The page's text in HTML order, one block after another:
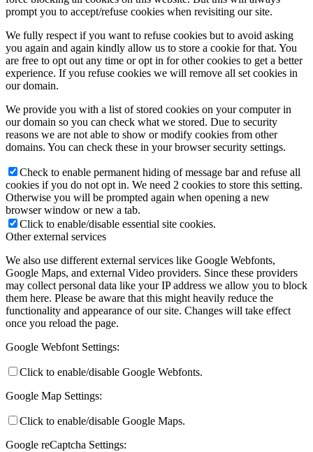
prompt you to accept/refuse cookies when revisiting our site.
We fully respect if you want to refuse cookies but to avoid asking
you again and again kindly allow us to store a cookie for that. You
are free to opt out any time or opt in for other cookies to get a better
experience. If you refuse cookies we will remove all set cookies in
our domain.
We provide you with a list of stored cookies on your computer in
our domain so you can check what we stored. Due to security
reasons we are not able to show or modify cookies from other
domains. You can check these in your browser security settings.
Check to enable permanent hiding of message bar and refuse all
cookies if you do not opt in. We need 2 cookies to store this setting.
Otherwise you will be prompted again when opening a new
browser window or new a tab.
Click to enable/disable essential site cookies.
Other external services
We also use different external services like Google Webfonts,
Google Maps, and external Video providers. Since these providers
may collect personal data like your IP address we allow you to block
them here. Please be aware that this might heavily reduce the
functionality and appearance of our site. Changes will take effect
once you reload the page.
Google Webfont Settings:
Click to enable/disable Google Webfonts.
Google Map Settings:
Click to enable/disable Google Maps.
Google reCaptcha Settings: